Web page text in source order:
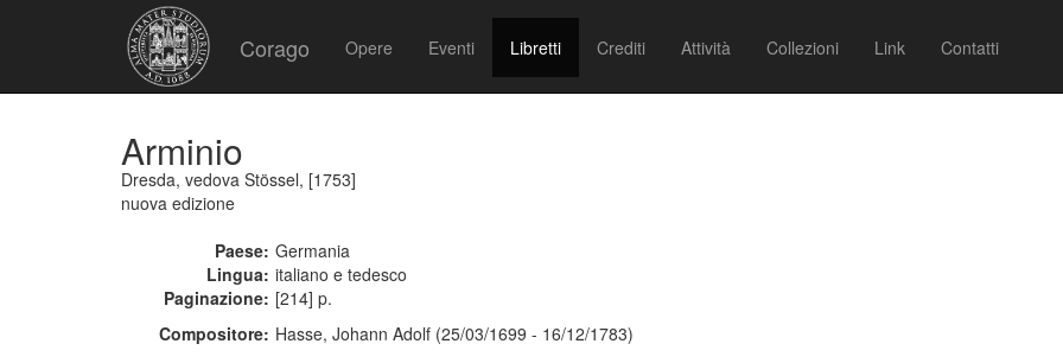
Corago Opere Eventi Libretti Crediti Attività Collezioni Link Contatti
Arminio
Dresda, vedova Stössel, [1753]
nuova edizione
Paese: Germania
Lingua: italiano e tedesco
Paginazione: [214] p.
Compositore: Hasse, Johann Adolf (25/03/1699 - 16/12/1783)